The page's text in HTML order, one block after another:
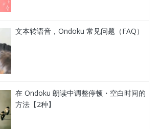
文本转语音，Ondoku 常见问题（FAQ）
在 Ondoku 朗读中调整停顿・空白时间的
方法【2种】